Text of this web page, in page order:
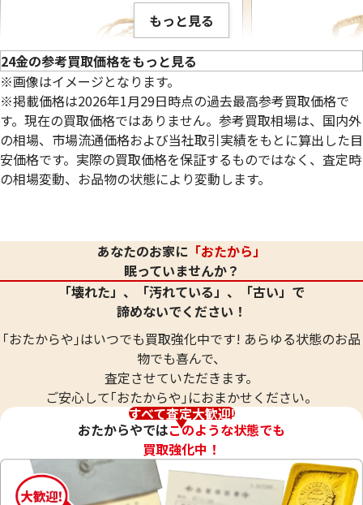
もっと見る
24金の参考買取価格をもっと見る
※画像はイメージとなります。
※掲載価格は2026年1月29日時点の過去最高参考買取価格で
す。現在の買取価格ではありません。参考買取相場は、国内外
の相場、市場流通価格および当社取引実績をもとに算出した目
安価格です。実際の買取価格を保証するものではなく、査定時
の相場変動、お品物の状態により変動します。
あなたのお家に 「おたから」
眠っていませんか？
「壊れた」、「汚れている」、「古い」で
諦めないでください！
｢おたからや｣はいつでも買取強化中です! あらゆる状態のお品
物でも喜んで、
査定させていただきます。
ご安心して｢おたからや｣におまかせください。
すべて査定大歓迎!
おたからやではこのような状態でも
買取強化中！